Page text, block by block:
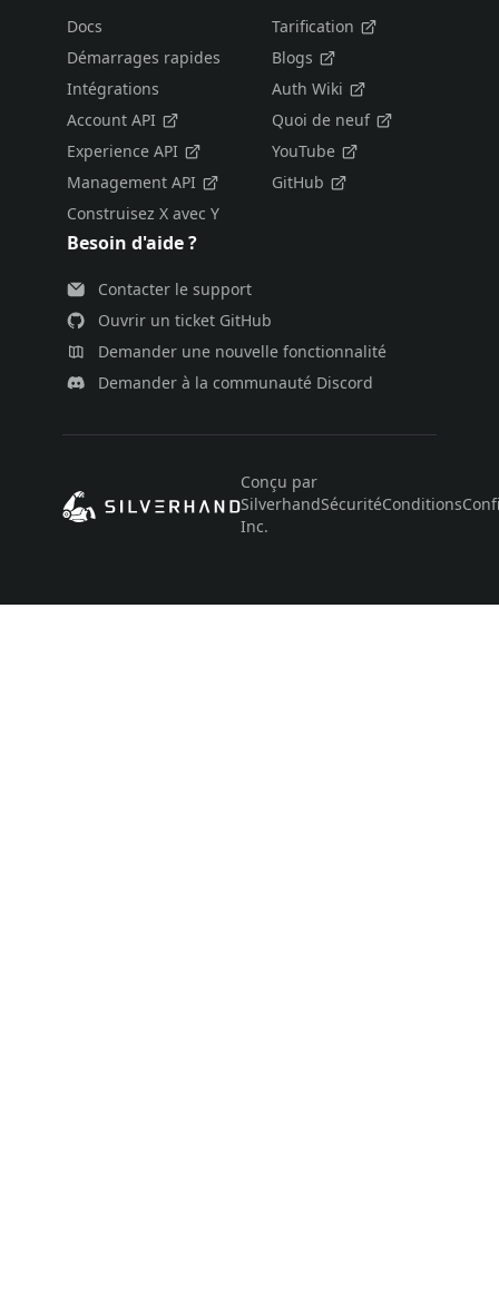
Docs
Démarrages rapides
Intégrations
Account API
Experience API
Management API
Construisez X avec Y
Tarification
Blogs
Auth Wiki
Quoi de neuf
YouTube
GitHub
Besoin d'aide ?
Contacter le support
Ouvrir un ticket GitHub
Demander une nouvelle fonctionnalité
Demander à la communauté Discord
Conçu par
Silverhand
Inc.
SécuritéConditions